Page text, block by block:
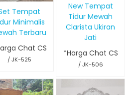
Tempat
Minimalis
Terbaru
Chat CS
/ JK-525
New Tempat
Tidur Mewah
Clarista Ukiran
Jati
*Harga Chat CS
/ JK-506